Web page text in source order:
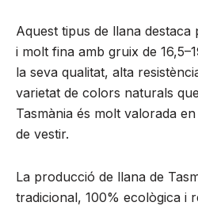
Aquest tipus de llana
i molt fina amb gruix de
la seva qualitat, alta
varietat de colors naturals
Tasmània és molt valorada
de vestir.
La producció de llana de
tradicional, 100% ecològica i